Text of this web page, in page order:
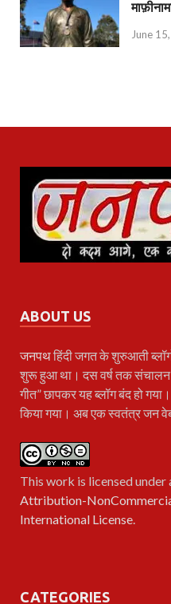
June
ABOUT US
जनपथहिंदी जगत के शुरुआती
शुरू हुआ था। दस वर्ष तक संचालन
गीत” छापकर यह ब्लॉग बंद हो
किया गया। अब एक स्वतंत्र जन
This work is licensed under
Attribution-
International License.
CATEGORIES